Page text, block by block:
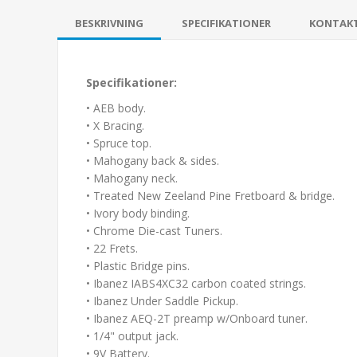
BESKRIVNING SPECIFIKATIONER
Specifikationer:
• AEB body.
• X Bracing.
• Spruce top.
• Mahogany back & sides.
• Mahogany neck.
• Treated New Zeeland Pine Fretboard & bridge.
• Ivory body binding.
• Chrome Die-cast Tuners.
• 22 Frets.
• Plastic Bridge pins.
• Ibanez IABS4XC32 carbon coated strings.
• Ibanez Under Saddle Pickup.
• Ibanez AEQ-2T preamp w/Onboard tuner.
• 1/4" output jack.
• 9V Battery.